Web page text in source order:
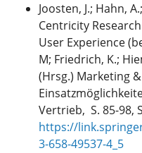
Joosten, J.; Hahn, A.;
Centricity
User Experience
M; Friedrich, K.;
(Hrsg.) Marketing
Vertrieb, S. 85-98,
https://
3-658-49537-4_5